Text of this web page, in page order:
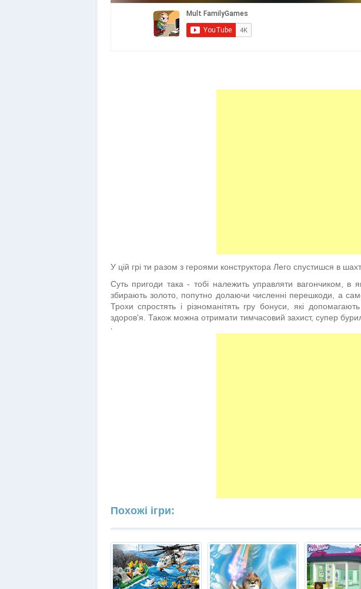
У цій грі ти разом з героями конструктора Лего спустишся в
Суть пригоди така - тобі належить управляти вагончиком, в
збирають золото, попутно долаючи численні перешкоди, а саме
Трохи спростять і різноманітять гру бонуси, які
здоров'я. Також можна отримати тимчасовий захист, супер
.
Похожі ігри: